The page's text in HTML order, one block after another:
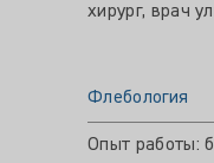
хирург, врач
Флебология
Опыт работы: